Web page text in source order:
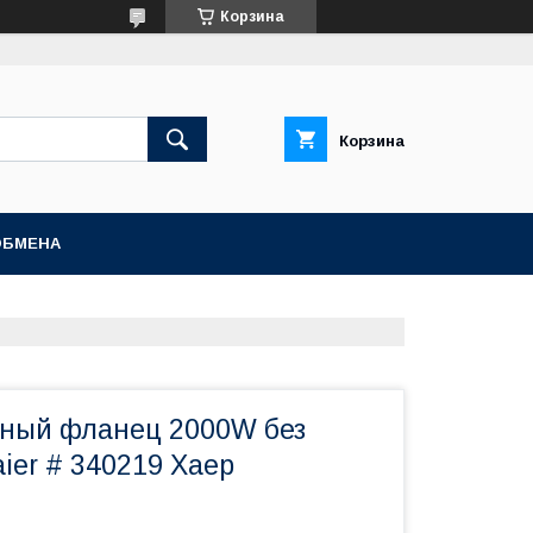
Корзина
Корзина
фланец 2000W без
# 340219 Хаер